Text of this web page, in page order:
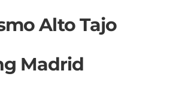
Alto Tajo
Madrid